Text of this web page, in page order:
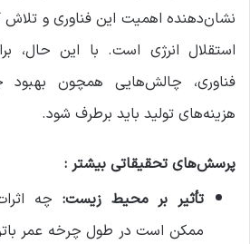
نشان‌دهنده اهمیت این فناوری و تلاش
استقلال انرژی است. با این حال،
فناوری، چالش‌هایی همچون
هزینه‌های تولید باید برطرف شود.
پرسش‌های تحقیقاتی بیشتر :
تأثیر بر محیط زیست: چه
ممکن است در طول چرخه عمر